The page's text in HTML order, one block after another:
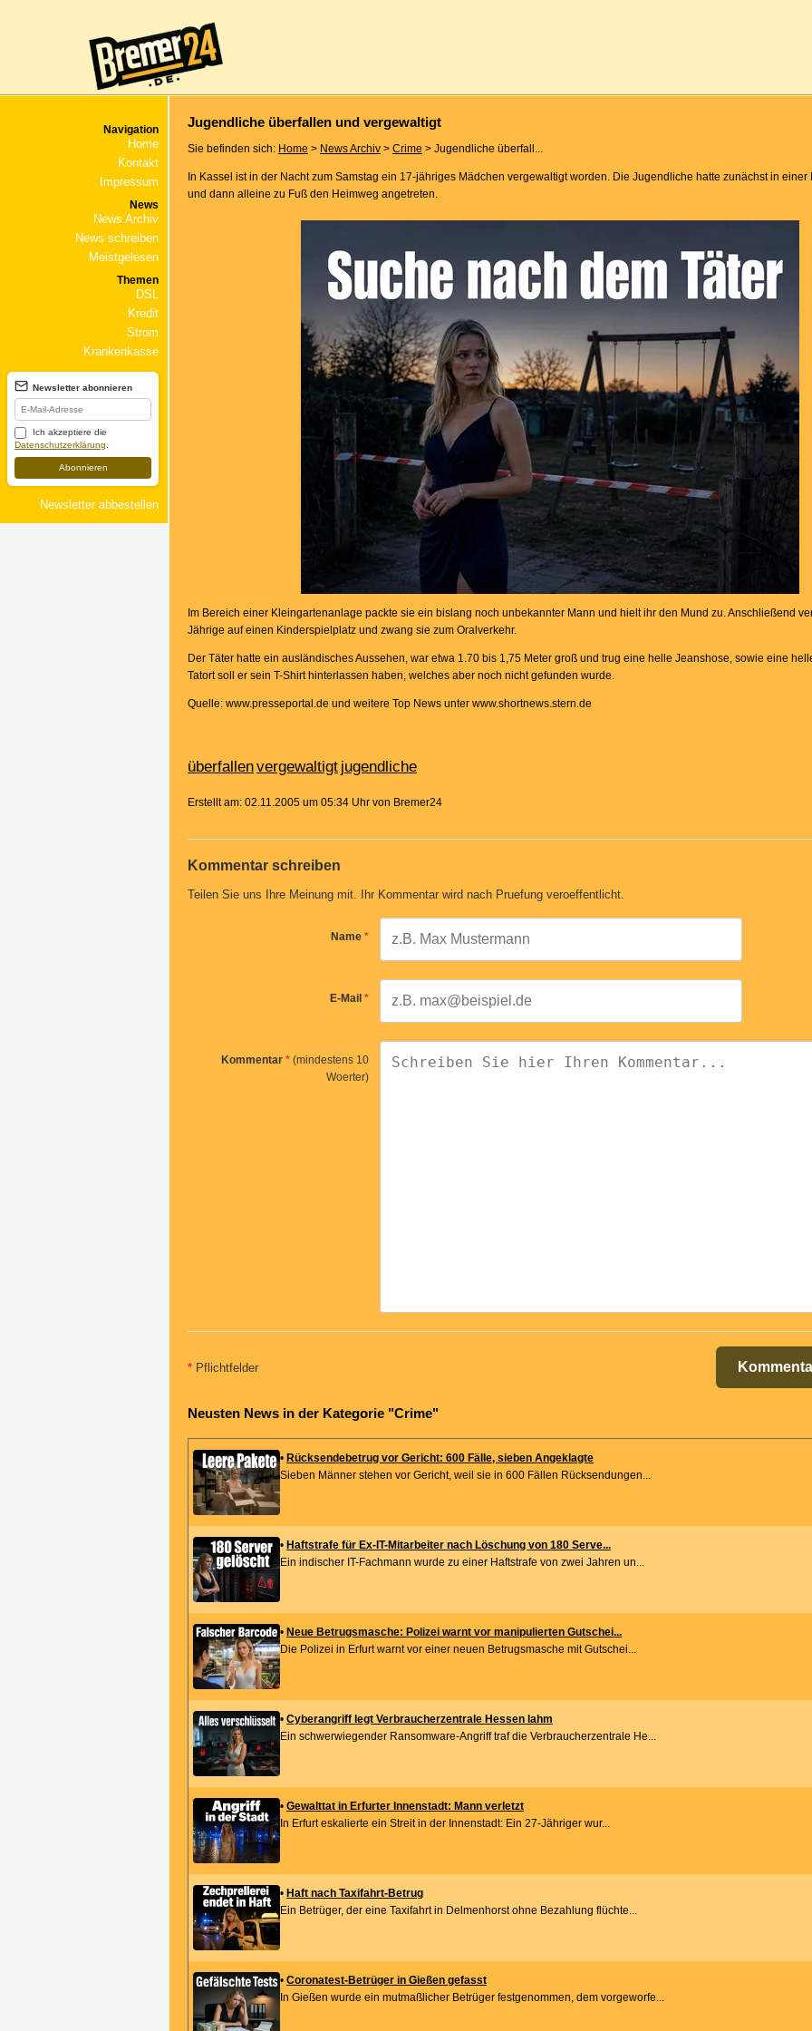
Navigation
Home
Kontakt
Impressum
News
News Archiv
News schreiben
Meistgelesen
Themen
DSL
Kredit
Strom
Krankenkasse
Newsletter abonnieren
Ich akzeptiere die
Datenschutzerklärung
Abonnieren
Newsletter abbestellen
Jugendliche überfallen und vergewaltigt
Sie befinden sich: Home > News Archiv > Crime > Jugendliche überfall...
In Kassel ist in der Nacht zum Samstag ein 17-jähriges Mädchen vergewaltigt worden. Die Jugendliche hatte zunächst in einer
und dann alleine zu Fuß den Heimweg angetreten.
Im Bereich einer Kleingartenanlage packte sie ein bislang noch unbekannter Mann und hielt ihr den Mund zu. Anschließend
Jährige auf einen Kinderspielplatz und zwang sie zum Oralverkehr.
Der Täter hatte ein ausländisches Aussehen, war etwa 1.70 bis 1,75 Meter groß und trug eine helle Jeanshose, sowie eine
Tatort soll er sein T-Shirt hinterlassen haben, welches aber noch nicht gefunden wurde.
Quelle: www.presseportal.de und weitere Top News unter www.shortnews.stern.de
überfallenvergewaltigt jugendliche
Erstellt am: 02.11.2005 um 05:34 Uhr von Bremer24
Kommentar schreiben
Teilen Sie uns Ihre Meinung mit. Ihr Kommentar wird nach Pruefung veroeffentlicht.
Name *
E-Mail *
Kommentar * (mindestens 10
Woerter)
* Pflichtfelder
Neusten News in der Kategorie "Crime"
• Rücksendebetrug vor Gericht: 600 Fälle, sieben Angeklagte
Sieben Männer stehen vor Gericht, weil sie in 600 Fällen Rücksendungen...
• Haftstrafe für Ex-IT-Mitarbeiter nach Löschung von 180 Serve...
Ein indischer IT-Fachmann wurde zu einer Haftstrafe von zwei Jahren un...
• Neue Betrugsmasche: Polizei warnt vor manipulierten Gutschei...
Die Polizei in Erfurt warnt vor einer neuen Betrugsmasche mit Gutschei...
• Cyberangriff legt Verbraucherzentrale Hessen lahm
Ein schwerwiegender Ransomware-Angriff traf die Verbraucherzentrale He...
• Gewalttat in Erfurter Innenstadt: Mann verletzt
In Erfurt eskalierte ein Streit in der Innenstadt: Ein 27-Jähriger wur...
• Haft nach Taxifahrt-Betrug
Ein Betrüger, der eine Taxifahrt in Delmenhorst ohne Bezahlung flüchte...
• Coronatest-Betrüger in Gießen gefasst
In Gießen wurde ein mutmaßlicher Betrüger festgenommen, dem vorgeworfe...